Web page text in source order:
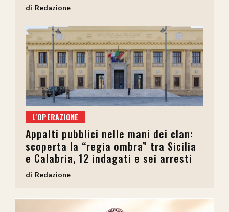
Redazione
L'OPERAZIONE
Appalti pubblici nelle mani dei clan:
scoperta la “regia ombra” tra Sicilia
e Calabria, 12 indagati e sei arresti
Redazione